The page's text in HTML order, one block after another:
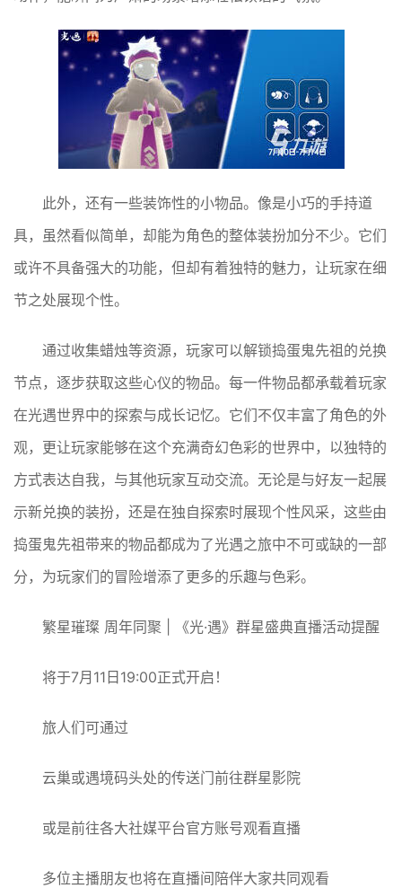
此外，还有一些装饰性的小物品。像是小巧的手持道
具，虽然看似简单，却能为角色的整体装扮加分不少。它们
或许不具备强大的功能，但却有着独特的魅力，让玩家在细
节之处展现个性。
通过收集蜡烛等资源，玩家可以解锁捣蛋鬼先祖的兑换
节点，逐步获取这些心仪的物品。每一件物品都承载着玩家
在光遇世界中的探索与成长记忆。它们不仅丰富了角色的外
观，更让玩家能够在这个充满奇幻色彩的世界中，以独特的
方式表达自我，与其他玩家互动交流。无论是与好友一起展
示新兑换的装扮，还是在独自探索时展现个性风采，这些由
捣蛋鬼先祖带来的物品都成为了光遇之旅中不可或缺的一部
分，为玩家们的冒险增添了更多的乐趣与色彩。
繁星璀璨 周年同聚 | 《光·遇》群星盛典直播活动提醒
将于7月11日19:00正式开启！
旅人们可通过
云巢或遇境码头处的传送门前往群星影院
或是前往各大社媒平台官方账号观看直播
多位主播朋友也将在直播间陪伴大家共同观看